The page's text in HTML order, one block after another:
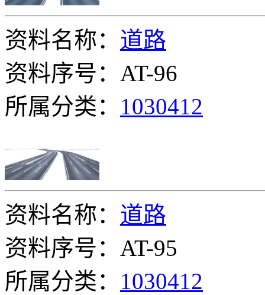
资料名称： 道路
资料序号：AT-96
所属分类： 1030412
资料名称： 道路
资料序号：AT-95
所属分类： 1030412